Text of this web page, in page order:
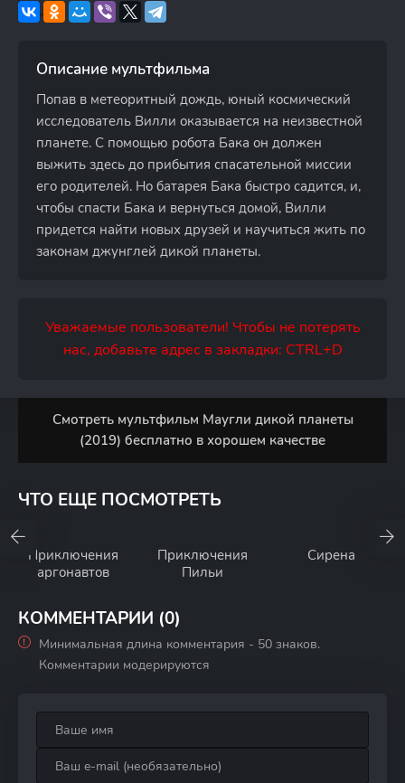
Описание мультфильма
Попав в метеоритный дождь, юный космический
исследователь Вилли оказывается на неизвестной
планете. С помощью робота Бака он должен
выжить здесь до прибытия спасательной миссии
его родителей. Но батарея Бака быстро садится, и,
чтобы спасти Бака и вернуться домой, Вилли
придется найти новых друзей и научиться жить по
законам джунглей дикой планеты.
Уважаемые пользователи! Чтобы не потерять
нас, добавьте адрес в закладки: CTRL+D
Смотреть мультфильм Маугли дикой планеты
(2019) бесплатно в хорошем качестве
ЧТО ЕЩЕ ПОСМОТРЕТЬ
Приключения
аргонавтов
Приключения
Пильи
Сирена
КОММЕНТАРИИ (0)
Минимальная длина комментария - 50 знаков.
Комментарии модерируются